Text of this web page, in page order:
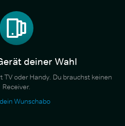
deiner Wahl
TV oder Handy. Du brauchst keinen
Receiver.
Wunschabo